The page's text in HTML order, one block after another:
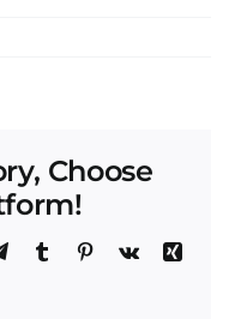
Choose
TelegramTumblrPinterest
Vk
Xing